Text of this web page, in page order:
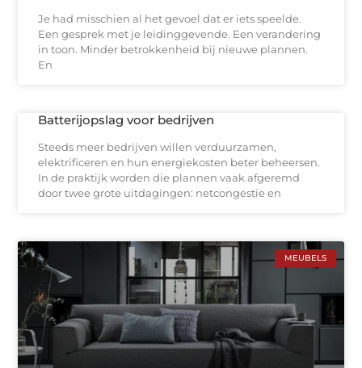
Je had misschien al het gevoel dat er iets speelde.
Een gesprek met je leidinggevende. Een verandering
in toon. Minder betrokkenheid bij nieuwe plannen.
En
Batterijopslag voor bedrijven
Steeds meer bedrijven willen verduurzamen,
elektrificeren en hun energiekosten beter beheersen.
In de praktijk worden die plannen vaak afgeremd
door twee grote uitdagingen: netcongestie en
MEUBELS